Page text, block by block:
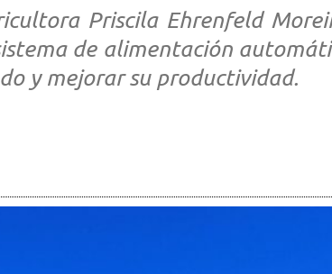
Priscila Ehrenfeld
de alimentación
y mejorar su productividad.